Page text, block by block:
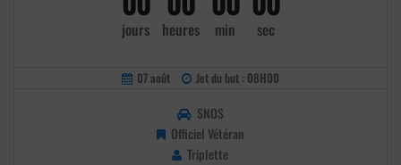
jours heures min sec
07 août Jet du but : 08H00
SNOS
Officiel Vétéran
Triplette